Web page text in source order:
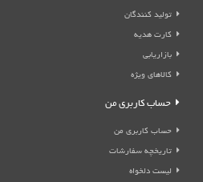
تولید کنندگان
کارت هدیه
بازاریابی
کالاهای ویژه
حساب کاربری من
حساب کاربری من
تاریخچه سفارشات
لیست دلخواه